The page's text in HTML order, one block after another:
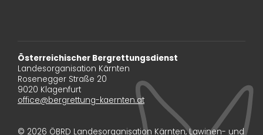
Österreichischer Bergrettungsdienst
Landesorganisation Kärnten
Rosenegger Straße 20
9020 Klagenfurt
office@bergrettung-kaernten.at
© 2026 ÖBRD Landesorganisation Kärnten, Lawinen- und